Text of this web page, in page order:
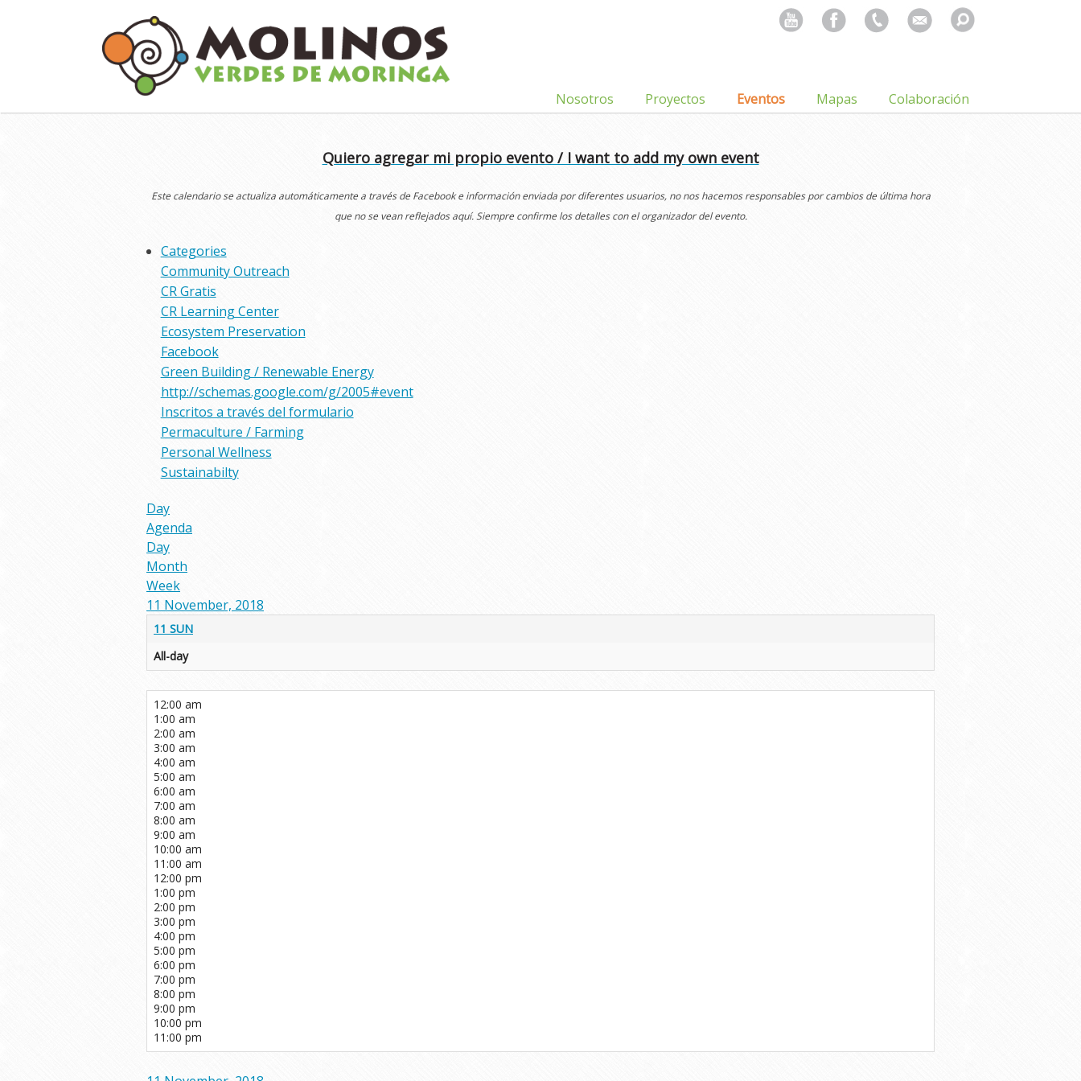
Search
for:
Nosotros Proyectos Eventos Mapas Colaboración
Quiero agregar mi propio evento / I want to add my own event
Este calendario se actualiza automáticamente a través de Facebook e información enviada por diferentes usuarios, no nos hacemos responsables por cambios de última hora
que no se vean reflejados aquí. Siempre confirme los detalles con el organizador del evento.
Categories
Community Outreach
CR Gratis
CR Learning Center
Ecosystem Preservation
Facebook
Green Building / Renewable Energy
http://schemas.google.com/g/2005#event
Inscritos a través del formulario
Permaculture / Farming
Personal Wellness
Sustainabilty
Day
Agenda
Day
Month
Week
11 November, 2018
11 SUN
All-day
12:00 am
1:00 am
2:00 am
3:00 am
4:00 am
5:00 am
6:00 am
7:00 am
8:00 am
9:00 am
10:00 am
11:00 am
12:00 pm
1:00 pm
2:00 pm
3:00 pm
4:00 pm
5:00 pm
6:00 pm
7:00 pm
8:00 pm
9:00 pm
10:00 pm
11:00 pm